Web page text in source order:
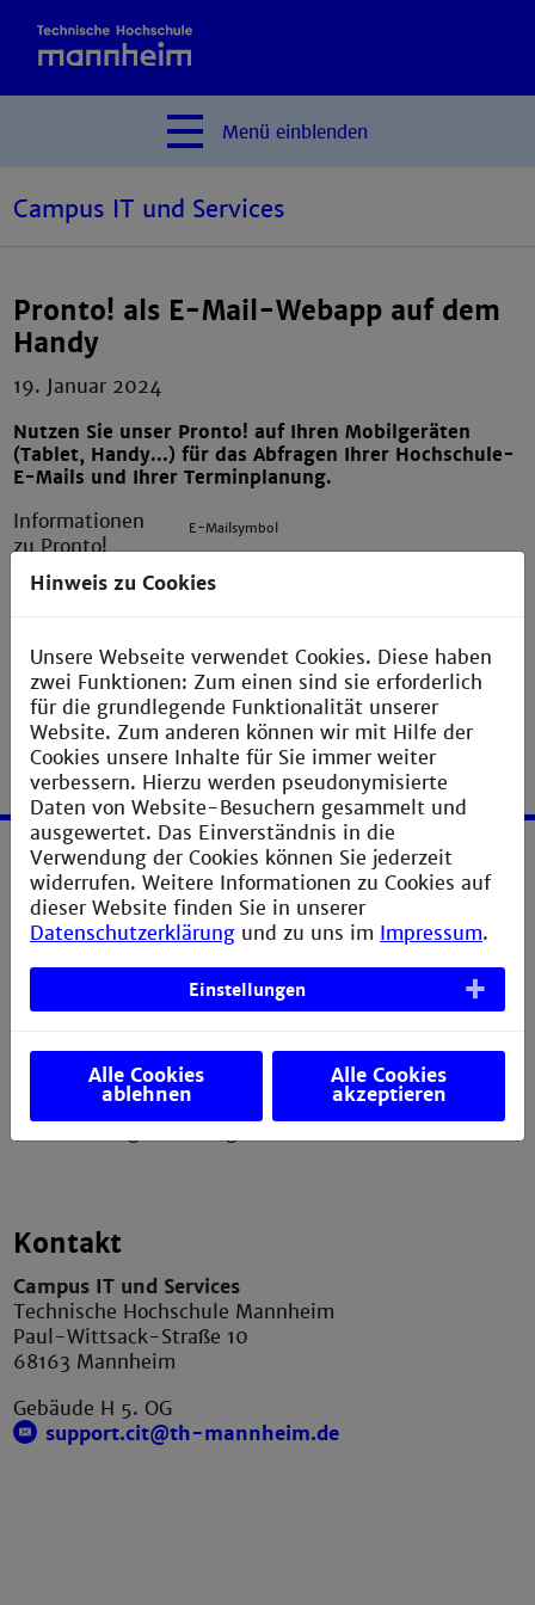
Menü einblenden
Campus IT und Services
Pronto! als E-Mail-Webapp auf dem
Handy
19. Januar 2024
Nutzen Sie unser Pronto! auf Ihren Mobilgeräten
(Tablet, Handy...) für das Abfragen Ihrer Hochschule-
E-Mails und Ihrer Terminplanung.
E-Mailsymbol
Informationen
zu Pronto!
Service
Impressum
Erklärung zur Barrierefreiheit
Datenschutzerklärung
Sitemap
Kontakt
Campus IT und Services
Technische Hochschule Mannheim
Paul-Wittsack-Straße 10
68163 Mannheim
Gebäude H 5. OG
support.cit@th-mannheim.de
Hinweis zu Cookies
Unsere Webseite verwendet Cookies. Diese haben
zwei Funktionen: Zum einen sind sie erforderlich
für die grundlegende Funktionalität unserer
Website. Zum anderen können wir mit Hilfe der
Cookies unsere Inhalte für Sie immer weiter
verbessern. Hierzu werden pseudonymisierte
Daten von Website-Besuchern gesammelt und
ausgewertet. Das Einverständnis in die
Verwendung der Cookies können Sie jederzeit
widerrufen. Weitere Informationen zu Cookies auf
dieser Website finden Sie in unserer
Datenschutzerklärung und zu uns im Impressum.
Einstellungen
Alle Cookies
ablehnen
Alle Cookies
akzeptieren